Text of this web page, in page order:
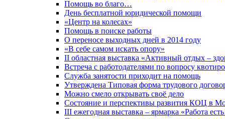
Помощь во благо…
День бесплатной юридической помощи
«Центр на колесах»
Помощь в поиске работы
О переносе выходных дней в 2014 году
«В себе самом искать опору»
II областная выставка «Активный отдых –
Встреча с работодателями по вопросу
Служба занятости приходит на помощь
Утверждена Типовая форма трудового
Можно смело открывать своё дело
Состояние и перспективы развития КОЦ в
III ежегодная выставка – ярмарка «Работа